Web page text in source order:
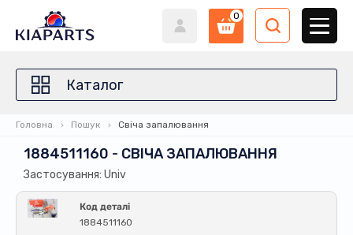
0
Каталог
Головна Пошук Свіча запалювання
1884511160 - СВІЧА ЗАПАЛЮВАННЯ
Застосування: Univ
Код деталі
1884511160